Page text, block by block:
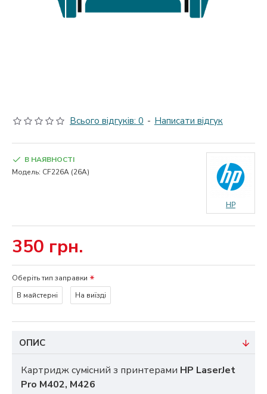
Всього відгуків: 0 - Написати відгук
350 грн.
В НАЯВНОСТІ
Модель: CF226A (26A)
HP
Оберіть тип заправки
В майстерні
На виїзді
ОПИС
Картридж сумісний з принтерами HP LaserJet
Pro M402, M426